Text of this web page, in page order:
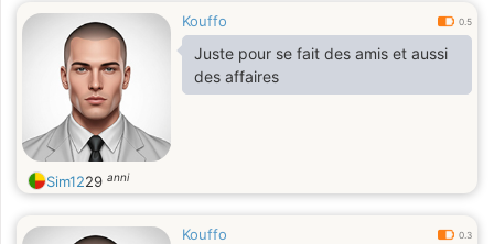
Kouffo 0.5
Juste pour se fait des amis et aussi
des affaires
Sim1229 anni
Kouffo 0.3